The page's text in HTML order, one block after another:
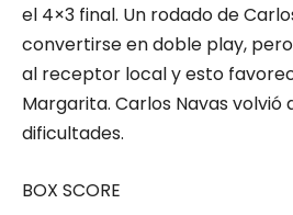
el 4×3 final. Un rodado de
convertirse en doble play,
al receptor local y esto
Margarita. Carlos Navas volvió
dificultades.
BOX SCORE